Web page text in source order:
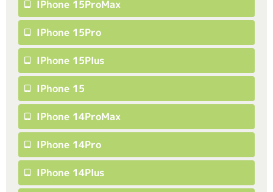
IPhone 15ProMax
IPhone 15Pro
IPhone 15Plus
IPhone 15
IPhone 14ProMax
IPhone 14Pro
IPhone 14Plus